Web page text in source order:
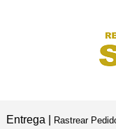
Entrega | Rastrear